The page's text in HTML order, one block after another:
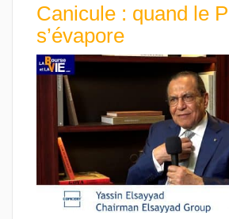
Canicule : quand le
s’évapore